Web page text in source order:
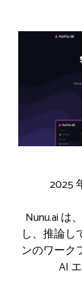
2025
Nunu.ai は
し、推論し
ンのワーク
AI